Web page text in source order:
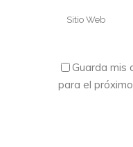
Guarda mis
para el